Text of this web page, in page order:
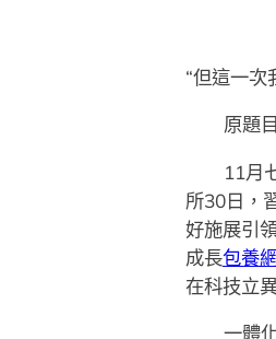
“但這一次
原題
11月
所30日，
好施展引
成長包養
在科技立
一體